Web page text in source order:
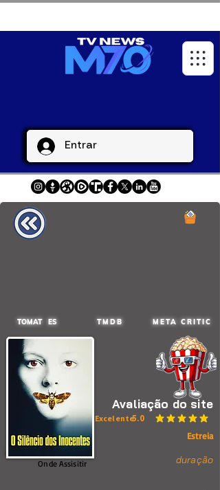
Entrar
TOMAT ES TMDB META CRITIC
Avaliação do site
5.0
classificação média é
Excelente
Estreia
duração
Onde Assisitir